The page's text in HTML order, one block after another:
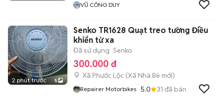
VŨ CÔNG DUY
2 phút trước 5
Senko TR1628 Quạt treo tường Điều
khiển từ xa
Đã sử dụng Senko
300.000 đ
Xã Phước Lộc (Xã Nhà Bè mới)
Repairer Motorbikes 5.0 31 đã bán